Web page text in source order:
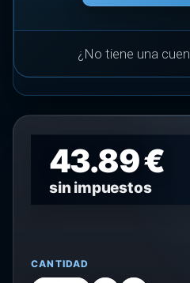
¿No tiene una
43.89 €
sin impuestos
CANTIDAD